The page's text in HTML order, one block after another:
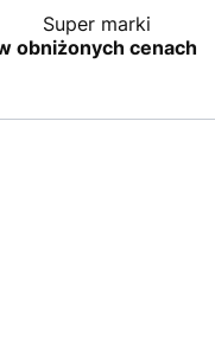
Super marki
obniżonych cenach